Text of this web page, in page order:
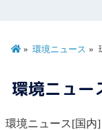
環境ニュース
環境ニュ
環境ニュース[国内]